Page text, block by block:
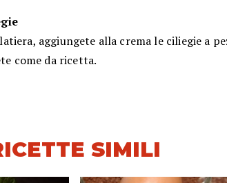
aggiungete alla crema le ciliegie a
come da ricetta.
SIMILI